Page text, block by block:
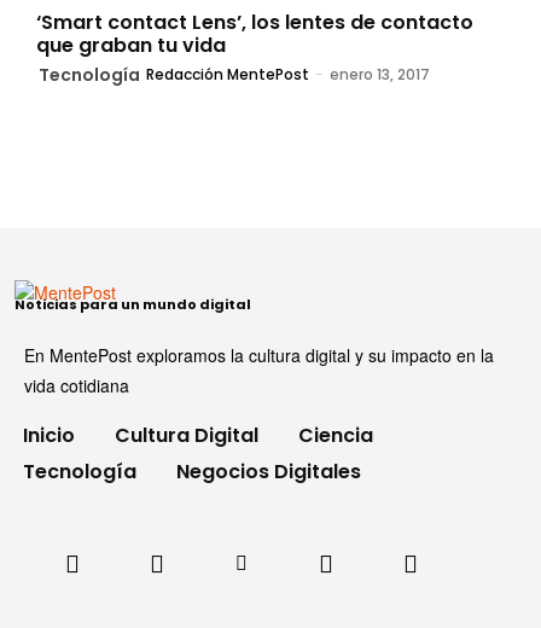
‘Smart contact Lens’, los lentes de contacto
que graban tu vida
Tecnología Redacción MentePost - enero 13, 2017
Noticias para un mundo digital
En MentePost exploramos la cultura digital y su impacto en la
vida cotidiana
Inicio Cultura Digital
Ciencia
Tecnología
Negocios Digitales